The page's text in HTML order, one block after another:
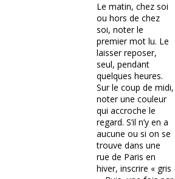
Le matin, chez soi
ou hors de chez
soi, noter le
premier mot lu. Le
laisser reposer,
seul, pendant
quelques heures.
Sur le coup de midi,
noter une couleur
qui accroche le
regard. S’il n’y en a
aucune ou si on se
trouve dans une
rue de Paris en
hiver, inscrire « gris